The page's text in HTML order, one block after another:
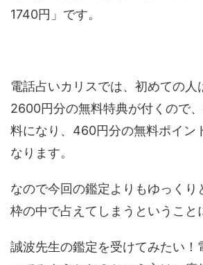
1740円」です。
電話占いカリスでは、初めての人
2600円分の無料特典が付くので
料になり、460円分の無料ポイン
なります。
なので今回の鑑定よりもゆっくり
枠の中で占えてしまうということ
誠波先生の鑑定を受けてみたい！